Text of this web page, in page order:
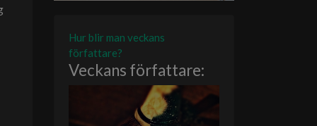
Hur blir man veckans
författare?
Veckans författare: